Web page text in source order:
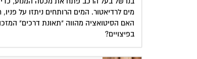
מים לרדיאטור. המים הרותחים ניתזו על פניו,
האם הסיטואציה מהווה "תאונת דרכים"
בפיצויים?